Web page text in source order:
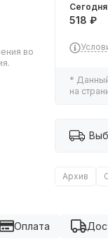
во
Сегодня
518 ₽
*
на
Архив
Оплата